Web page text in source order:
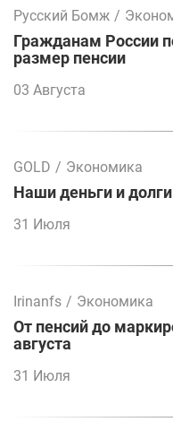
Русский Бомж /
Гражданам России
размер пенсии
03 Августа
GOLD / Экономика
Наши деньги и
31 Июля
Irinanfs / Экономика
От пенсий до
августа
31 Июля